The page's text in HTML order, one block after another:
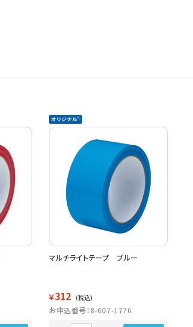
マルチライトテープ ブルー
￥312 (税込)
お申込番号：8-607-1776